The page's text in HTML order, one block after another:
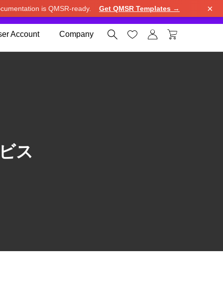
is QMSR-ready. Get QMSR Templates → ×
Account Company    
ス
Use United States (US) dollar instead. Dismiss